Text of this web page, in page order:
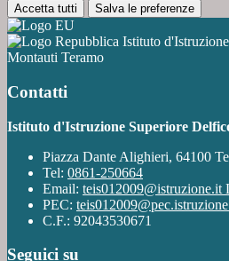
Accetta tutti Salva le preferenze
Istituto
Montauti Teramo
Contatti
Istituto d'Istruzione Superiore
Piazza Dante Alighieri, 64100
Tel: 0861-250664
Email: teis012009@istruzione.it
PEC:
C.F.: 92043530671
Seguici su